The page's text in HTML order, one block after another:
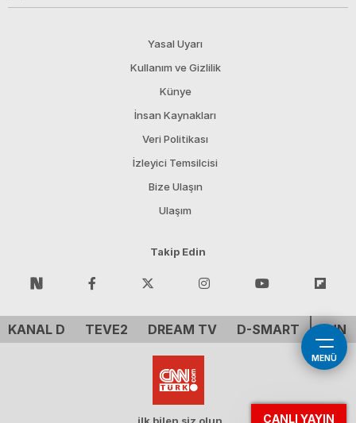
MENÜ
CANLI YAYIN
Yasal Uyarı
Kullanım ve Gizlilik
Künye
İnsan Kaynakları
Veri Politikası
İzleyici Temsilcisi
Bize Ulaşın
Ulaşım
Takip Edin
KANAL D TEVE2 DREAM TV D-SMART CNN